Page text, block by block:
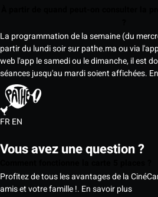
La programmation de la semaine (du
partir du lundi soir sur pathe.ma ou via
web l'app le samedi ou le dimanche, il est
séances jusqu'au mardi soient affichées.
FREN
Vous avez une question ?
Profitez de tous les avantages de la
amis et votre famille !. En savoir plus